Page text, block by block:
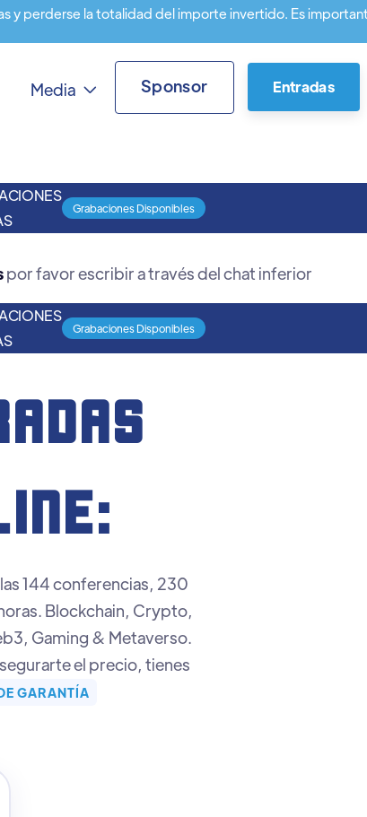
y perderse la totalidad del importe invertido. Es
Media  Sponsor Entradas
Grabaciones Disponibles
por favor escribir a través del chat inferior
Grabaciones Disponibles
144 conferencias, 230
Blockchain, Crypto,
Gaming & Metaverso.
el precio, tienes
GARANTÍA